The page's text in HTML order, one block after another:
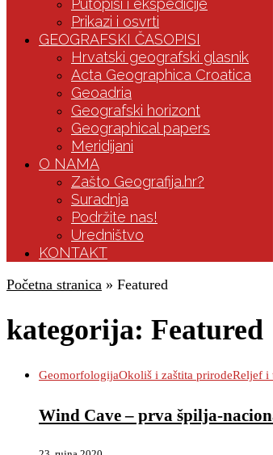
Putopisi i ekspedicije
Prikazi i osvrti
GEOGRAFSKI ČASOPISI
Hrvatski geografski glasnik
Acta Geographica Croatica
Geoadria
Geografski horizont
Geographical papers
Meridijani
O NAMA
Zašto Geografija.hr?
Suradnja
Podržite nas!
Uredništvo
KONTAKT
Početna stranica » Featured
kategorija: Featured
GeomorfologijaOkoliš i zaštita prirodeReljef i
Wind Cave – prva špilja-